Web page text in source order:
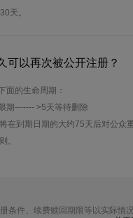
天。
可以再次被公开注册？
面的生命周期：
期------- >5天等待删除
在到期日期的大约75天后对公众
。
条件、续费赎回期限等以实际情